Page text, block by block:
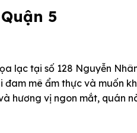
5
lạc tại số 128 Nguyễn
đam mê ẩm thực và muốn
hương vị ngon mắt, quán